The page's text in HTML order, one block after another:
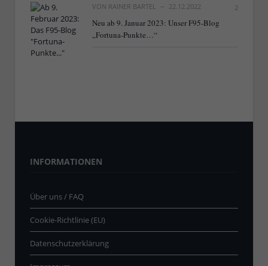
VON RAINER BARTEL 22.12.2022 2
Neu ab 9. Januar 2023: Unser F95-Blog
„Fortuna-Punkte…“
INFORMATIONEN
Über uns / FAQ
Cookie-Richtlinie (EU)
Datenschutzerklärung